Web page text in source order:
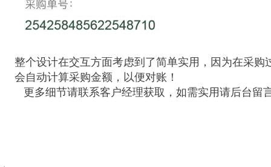
整个设计在交互方面考虑到了简单实用，因为在采
会自动计算采购金额，以便对账！
更多细节请联系客户经理获取，如需实用请后台留